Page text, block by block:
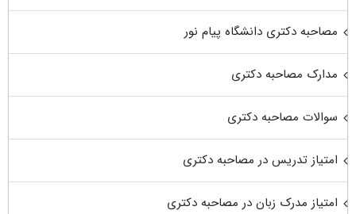
مصاحبه دکتری دانشگاه پیام نور
مدارک مصاحبه دکتری
سوالات مصاحبه دکتری
امتیاز تدریس در مصاحبه دکتری
امتیاز مدرک زبان در مصاحبه دکتری